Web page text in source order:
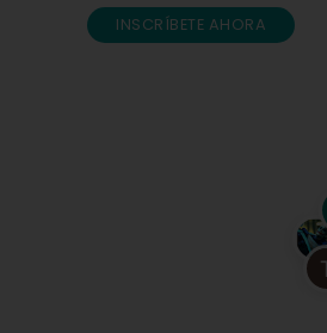
INSCRÍBETE AHORA